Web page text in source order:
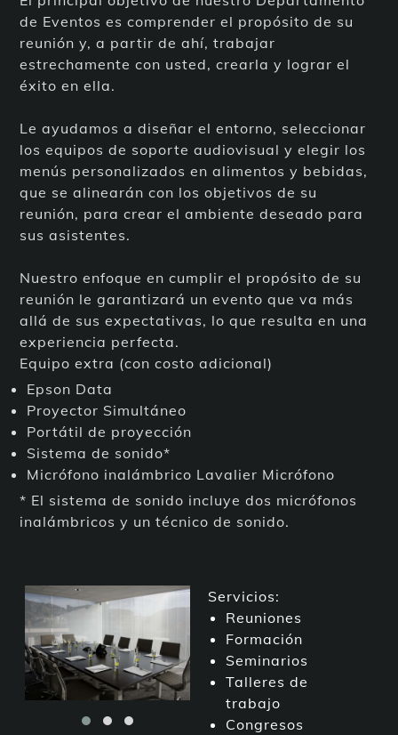
de Eventos es comprender el propósito de su
reunión y, a partir de ahí, trabajar
estrechamente con usted, crearla y lograr el
éxito en ella.
Le ayudamos a diseñar el entorno, seleccionar
los equipos de soporte audiovisual y elegir los
menús personalizados en alimentos y bebidas,
que se alinearán con los objetivos de su
reunión, para crear el ambiente deseado para
sus asistentes.
Nuestro enfoque en cumplir el propósito de su
reunión le garantizará un evento que va más
allá de sus expectativas, lo que resulta en una
experiencia perfecta.
Equipo extra (con costo adicional)
Epson Data
Proyector Simultáneo
Portátil de proyección
Sistema de sonido*
Micrófono inalámbrico Lavalier Micrófono
* El sistema de sonido incluye dos micrófonos
inalámbricos y un técnico de sonido.
Servicios:
Reuniones
Formación
Seminarios
Talleres de
trabajo
Congresos